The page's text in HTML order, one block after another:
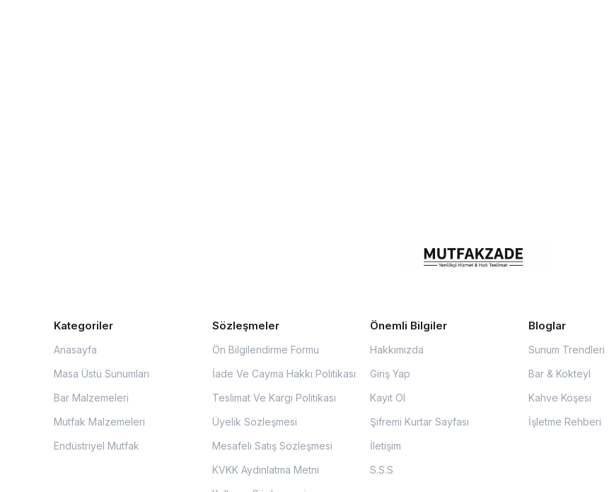
Kategoriler
Anasayfa
Masa Üstü Sunumları
Bar Malzemeleri
Mutfak Malzemeleri
Endüstriyel Mutfak
Sözleşmeler
Ön Bilgilendirme Formu
İade Ve Cayma Hakkı Politikası
Teslimat Ve Kargı Politikası
Üyelik Sözleşmesi
Mesafeli Satış Sözleşmesi
KVKK Aydınlatma Metni
Önemli Bilgiler
Hakkımızda
Giriş Yap
Kayıt Ol
Şifremi Kurtar Sayfası
İletişim
S.S.S
Bloglar
Sunum Trendleri
Bar & Kokteyl
Kahve Köşesi
İşletme Rehberi